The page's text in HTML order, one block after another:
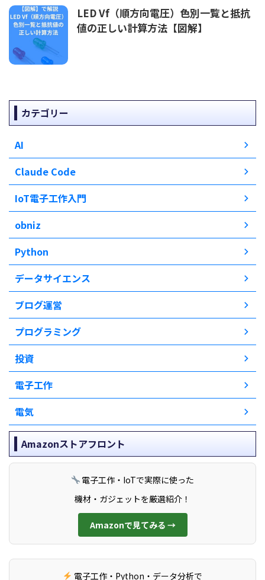
LED Vf（順方向電圧）色別一覧と抵抗
値の正しい計算方法【図解】
カテゴリー
AI
Claude Code
IoT電子工作入門
obniz
Python
データサイエンス
ブログ運営
プログラミング
投資
電子工作
電気
Amazonストアフロント
電子工作・IoTで実際に使った
機材・ガジェットを厳選紹介！
Amazonで見てみる →
電子工作・Python・データ分析で